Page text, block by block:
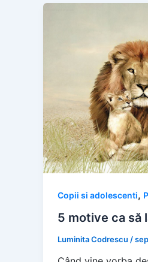
Copii si adolescenti,
5 motive ca să
Luminita Codrescu /